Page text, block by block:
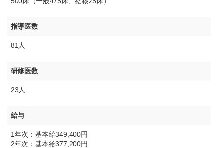
指導医数
81人
研修医数
23人
給与
1年次：基本給349,400円
2年次：基本給377,200円